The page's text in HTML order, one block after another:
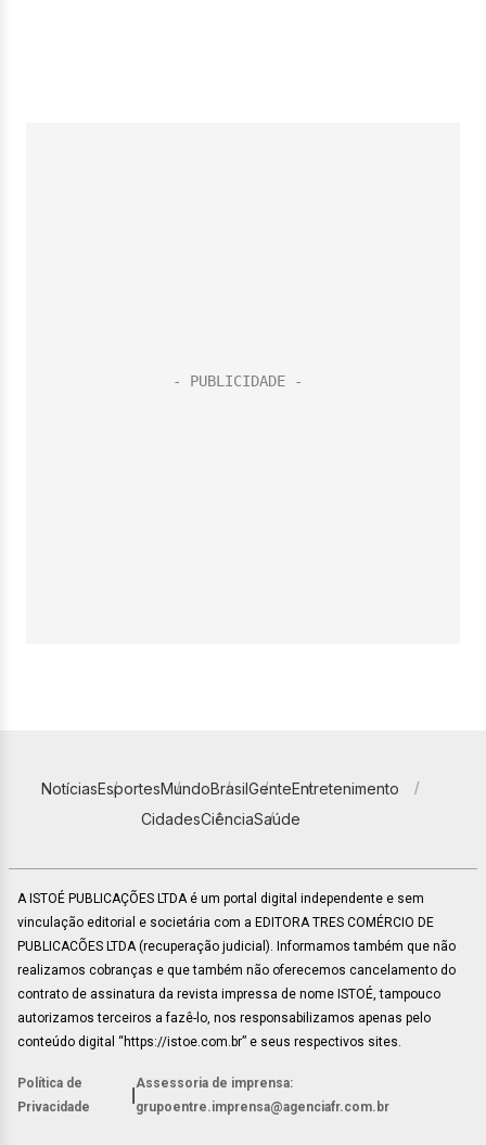
NotíciasEsportesMundoBrasilGenteEntretenimento
CidadesCiênciaSaúde
A ISTOÉ PUBLICAÇÕES LTDA é um portal digital independente e sem
vinculação editorial e societária com a EDITORA TRES COMÉRCIO DE
PUBLICACÕES LTDA (recuperação judicial). Informamos também que não
realizamos cobranças e que também não oferecemos cancelamento do
contrato de assinatura da revista impressa de nome ISTOÉ, tampouco
autorizamos terceiros a fazê-lo, nos responsabilizamos apenas pelo
conteúdo digital “https://istoe.com.br” e seus respectivos sites.
Política de
Privacidade
Assessoria de imprensa:
grupoentre.imprensa@agenciafr.com.br